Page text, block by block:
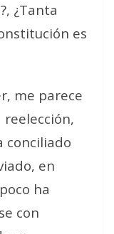
¿Tanta
es
me parece
conciliado
en
ha
con